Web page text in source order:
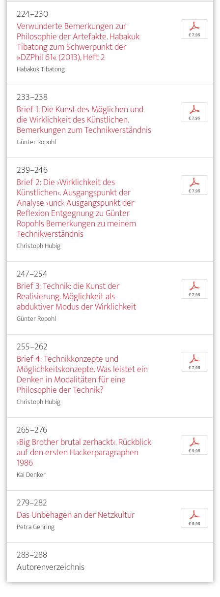
224–230
Verwunderte Bemerkungen zur
Philosophie der Artefakte. Habakuk
Tibatong zum Schwerpunkt der
»DZPhil 61« (2013), Heft 2
Habakuk Tibatong
p
€ 7,95
233–238
Brief 1: Die Kunst des Möglichen und
die Wirklichkeit des Künstlichen.
Bemerkungen zum Technikverständnis
Günter Ropohl
p
€ 7,95
239–246
Brief 2: Die ›Wirklichkeit des
Künstlichen‹. Ausgangspunkt der
Analyse ›und‹ Ausgangspunkt der
Reflexion Entgegnung zu Günter
Ropohls Bemerkungen zu meinem
Technikverständnis
Christoph Hubig
p
€ 7,95
247–254
Brief 3: Technik: die Kunst der
Realisierung. Möglichkeit als
abduktiver Modus der Wirklichkeit
Günter Ropohl
p
€ 7,95
255–262
Brief 4: Technikkonzepte und
Möglichkeitskonzepte. Was leistet ein
Denken in Modalitäten für eine
Philosophie der Technik?
Christoph Hubig
p
€ 7,95
265–276
›Big Brother brutal zerhackt‹. Rückblick
auf den ersten Hackerparagraphen
1986
Kai Denker
p
€ 9,95
279–282
Das Unbehagen an der Netzkultur
Petra Gehring
p
€ 5,95
283–288
Autorenverzeichnis